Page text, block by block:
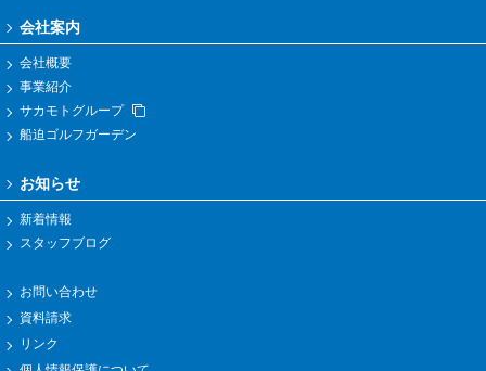
会社案内
会社概要
事業紹介
サカモトグループ
船迫ゴルフガーデン
お知らせ
新着情報
スタッフブログ
お問い合わせ
資料請求
リンク